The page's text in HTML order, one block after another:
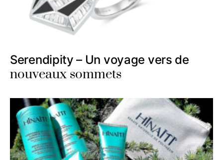
Serendipity – Un voyage vers de
nouveaux sommets